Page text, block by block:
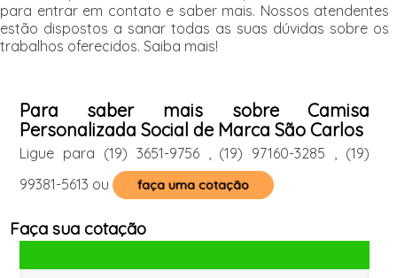
para entrar em contato e saber mais. Nossos atendentes
estão dispostos a sanar todas as suas dúvidas sobre os
trabalhos oferecidos. Saiba mais!
Para saber mais sobre Camisa
Personalizada Social de Marca São Carlos
Ligue para (19) 3651-9756 (19) 97160-3285
(19)
99381-5613 ou faça uma cotação
Faça sua cotação